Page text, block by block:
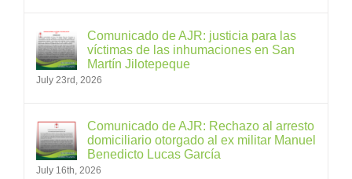
Comunicado de AJR: justicia para las
víctimas de las inhumaciones en San
Martín Jilotepeque
July 23rd, 2026
Comunicado de AJR: Rechazo al arresto
domiciliario otorgado al ex militar Manuel
Benedicto Lucas García
July 16th, 2026